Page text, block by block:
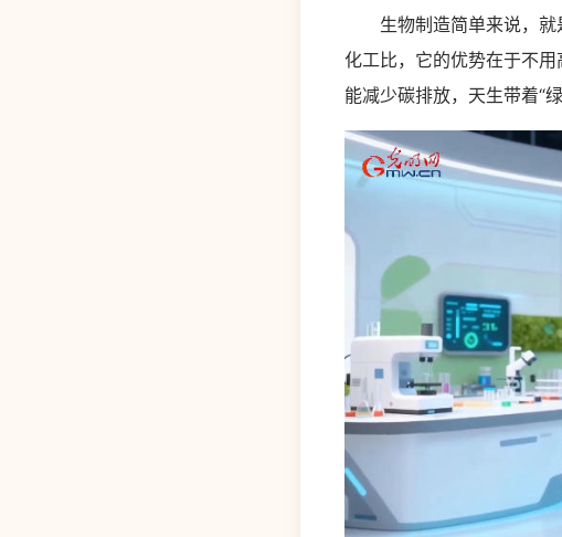
生物制造简单来说，就
化工比，它的优势在于不
能减少碳排放，天生带着“